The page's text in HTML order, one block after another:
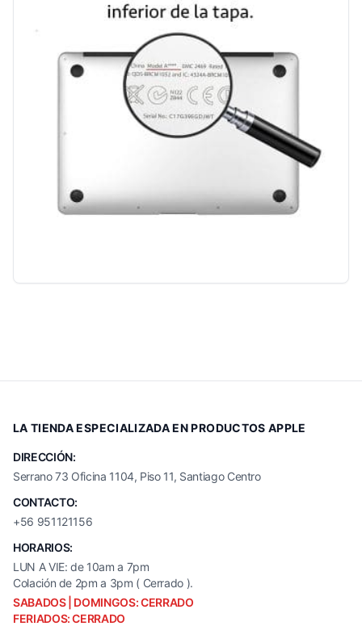
LA TIENDA ESPECIALIZADA EN PRODUCTOS APPLE
DIRECCIÓN:
Serrano 73 Oficina 1104, Piso 11, Santiago Centro
CONTACTO:
+56 951121156
HORARIOS:
LUN A VIE: de 10am a 7pm
Colación de 2pm a 3pm ( Cerrado ).
SABADOS | DOMINGOS: CERRADO
FERIADOS: CERRADO